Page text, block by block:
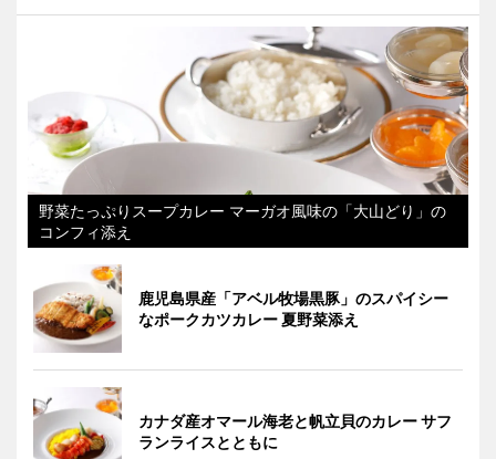
野菜たっぷりスープカレー マーガオ風味の「大山どり」の
コンフィ添え
鹿児島県産「アベル牧場黒豚」のスパイシー
なポークカツカレー 夏野菜添え
カナダ産オマール海老と帆立貝のカレー サフ
ランライスとともに